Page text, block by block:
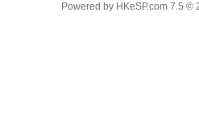
Powered by HKeSP.com 7.5 ©